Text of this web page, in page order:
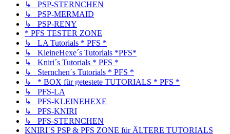
↳ PSP-STERNCHEN
↳ PSP-MERMAID
↳ PSP-RENY
* PFS TESTER ZONE
↳ LA Tutorials * PFS *
↳ KleineHexe´s Tutorials *PFS*
↳ Kniri´s Tutorials * PFS *
↳ Sternchen´s Tutorials * PFS *
↳ * BOX für getestete TUTORIALS * PFS *
↳ PFS-LA
↳ PFS-KLEINEHEXE
↳ PFS-KNIRI
↳ PFS-STERNCHEN
KNIRI´S PSP & PFS ZONE für ÄLTERE TUTORIALS